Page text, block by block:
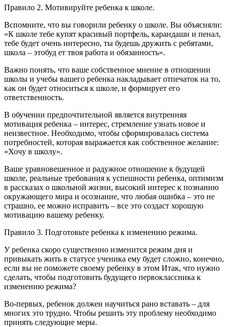
Правило 2. Мотивируйте ребенка к школе.
Вспомните, что вы говорили ребенку о школе. Вы объясняли:
«К школе тебе купят красивый портфель, карандаши и пенал,
тебе будет очень интересно, ты будешь дружить с ребятами,
школа – этобуд ет твоя работа и обязанность».
Важно понять, что ваше собственное мнение в отношении
школы и учебы вашего ребенка накладывает отпечаток на то,
как он будет относиться к школе, и формирует его
ответственность.
В обучении предпочтительной является внутренняя
мотивация ребенка – интерес, стремление узнать новое и
неизвестное. Необходимо, чтобы сформировалась система
потребностей, которая выражается как собственное желание:
«Хочу в школу».
Ваше уравновешенное и радужное отношение к будущей
школе, реальные требования к успешности ребенка, оптимизм
в рассказах о школьной жизни, высокий интерес к познанию
окружающего мира и осознание, что любая ошибка – это не
страшно, ее можно исправить – все это создаст хорошую
мотивацию вашему ребенку.
Правило 3. Подготовьте ребенка к изменению режима.
У ребенка скоро существенно изменится режим дня и
привыкать жить в статусе ученика ему будет сложно, конечно,
если вы не поможете своему ребенку в этом Итак, что нужно
сделать, чтобы подготовить будущего первоклассника к
изменению режима?
Во-первых, ребенок должен научиться рано вставать – для
многих это трудно. Чтобы решить эту проблему необходимо
принять следующие меры.